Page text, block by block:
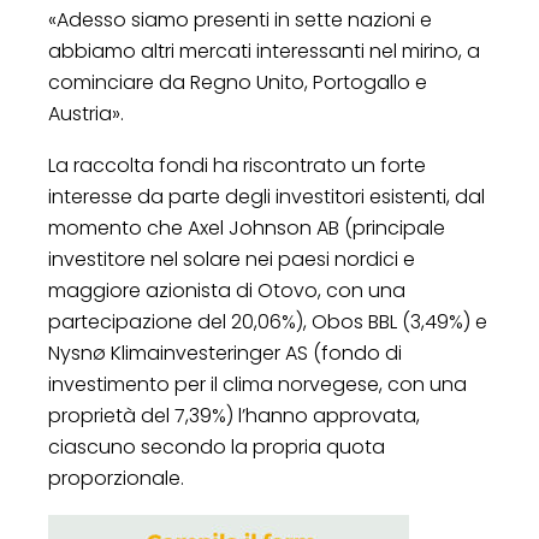
«Adesso siamo presenti in sette nazioni e
abbiamo altri mercati interessanti nel mirino, a
cominciare da Regno Unito, Portogallo e
Austria».
La raccolta fondi ha riscontrato un forte
interesse da parte degli investitori esistenti, dal
momento che Axel Johnson AB (principale
investitore nel solare nei paesi nordici e
maggiore azionista di Otovo, con una
partecipazione del 20,06%), Obos BBL (3,49%) e
Nysnø Klimainvesteringer AS (fondo di
investimento per il clima norvegese, con una
proprietà del 7,39%) l’hanno approvata,
ciascuno secondo la propria quota
proporzionale.